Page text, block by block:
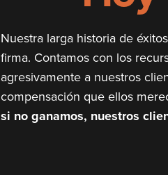
Nuestra larga historia de
firma. Contamos con los
agresivamente a nuestros
compensación que ellos
si no ganamos, nuestros